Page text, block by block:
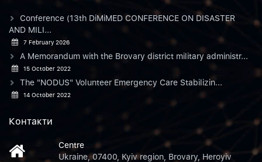
Conference (13th DiMiMED CONFERENCE ON DISASTER
AND MILI...
7 February 2026
A Memorandum with the Brovary district military administr...
15 October 2022
The "NODUS" Volunteer Emergency Care Stabilizin...
14 October 2022
Контакти
Centre
Ukraine, 07400, Kyiv region, Brovary, Heroyiv